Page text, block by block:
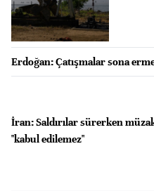
Erdoğan: Çatışmalar sona
İran: Saldırılar sürerken
"kabul edilemez"